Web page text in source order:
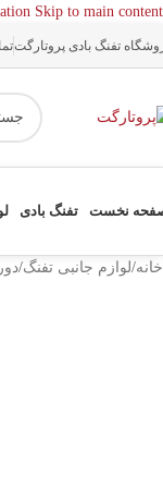
Skip to main content
تفنگ بادی پروتارگت
نخست تفنگ بادی
خانه/لوازم جانبی تفنگ/